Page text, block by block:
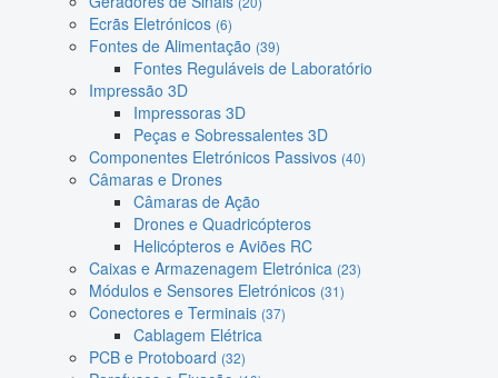
Ecrãs Eletrónicos (6)
Fontes de Alimentação (39)
Fontes Reguláveis de Laboratório
Impressão 3D
Impressoras 3D
Peças e Sobressalentes 3D
Componentes Eletrónicos Passivos (40)
Câmaras e Drones
Câmaras de Ação
Drones e Quadricópteros
Helicópteros e Aviões RC
Caixas e Armazenagem Eletrónica (23)
Módulos e Sensores Eletrónicos (31)
Conectores e Terminais (37)
Cablagem Elétrica
PCB e Protoboard (32)